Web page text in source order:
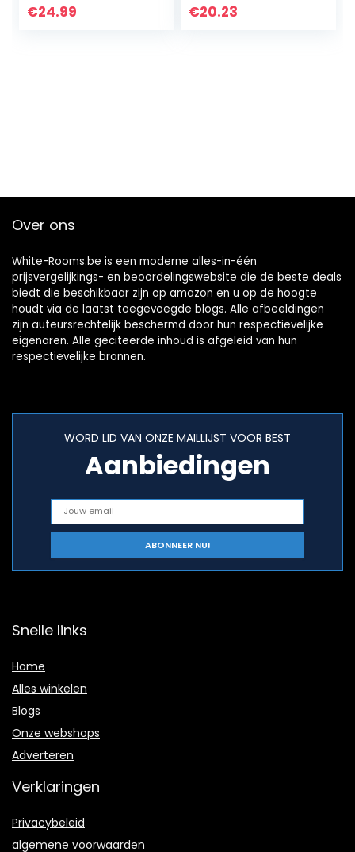
€24.99
Classic Stories
€20.23
Over ons
White-Rooms.be is een moderne alles-in-één
prijsvergelijkings- en beoordelingswebsite die de beste deals
biedt die beschikbaar zijn op amazon en u op de hoogte
houdt via de laatst toegevoegde blogs. Alle afbeeldingen
zijn auteursrechtelijk beschermd door hun respectievelijke
eigenaren. Alle geciteerde inhoud is afgeleid van hun
respectievelijke bronnen.
WORD LID VAN ONZE MAILLIJST VOOR BEST
Aanbiedingen
Snelle links
Home
Alles winkelen
Blogs
Onze webshops
Adverteren
Verklaringen
Privacybeleid
algemene voorwaarden